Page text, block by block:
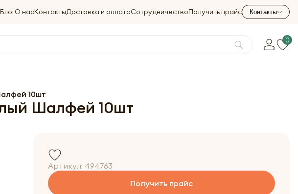
БлогО насКонтактыДоставка и оплатаСотрудничествоПолучить прайс Контакты
0
10шт
Шалфей 10шт
Артикул: 494763
Получить прайс